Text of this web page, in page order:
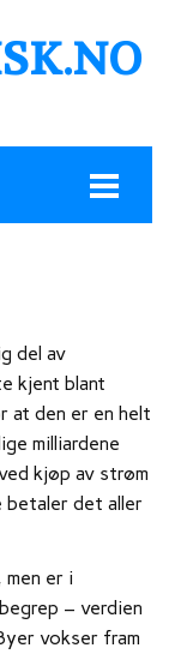
del av
kjent blant
at den er en helt
milliardene
kjøp av strøm
betaler det aller
er i
– verdien
vokser fram